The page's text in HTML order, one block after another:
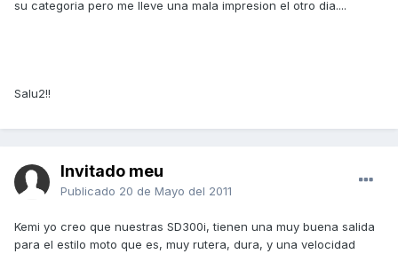
su categoria pero me lleve una mala impresion el otro dia....
Salu2!!
Invitado meu
Publicado 20 de Mayo del 2011
Kemi yo creo que nuestras SD300i, tienen una muy buena salida
para el estilo moto que es, muy rutera, dura, y una velocidad